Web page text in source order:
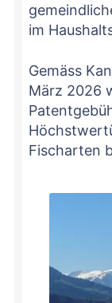
im
Gemäss
März 2026
Fischarten